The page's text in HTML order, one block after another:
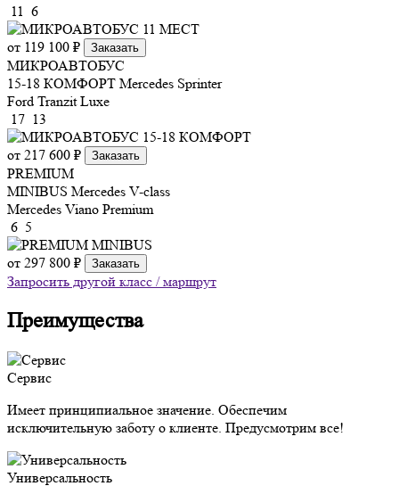
11 6
от 119 100 ₽ Заказать
МИКРОАВТОБУС
15-18 КОМФОРТ Mercedes Sprinter
Ford Tranzit Luxe
17 13
от 217 600 ₽ Заказать
PREMIUM
MINIBUS Mercedes V-class
Mercedes Viano Premium
6 5
от 297 800 ₽ Заказать
Запросить другой класс / маршрут
Преимущества
Сервис
Имеет принципиальное значение. Обеспечим
исключительную заботу о клиенте. Предусмотрим все!
Универсальность